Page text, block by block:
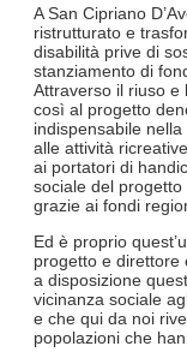
A San Cipriano
ristrutturato e
disabilità prive di
stanziamento di
Attraverso il riuso e
così al progetto
indispensabile
alle attività
ai portatori di
sociale del
grazie ai fondi
Ed è proprio
progetto e direttore
a disposizione
vicinanza sociale
e che qui da noi
popolazioni che